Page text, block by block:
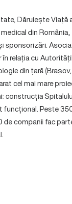
Dăruiește
din
sponsorizări.
în relația cu
din țară
cel mai mare
construcția
funcțional. Peste
de companii fac